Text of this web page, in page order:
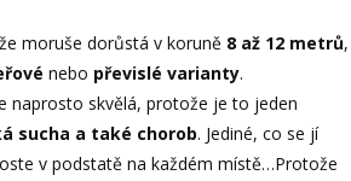
moruše dorůstá v koruně 8 až 12 metrů,
nebo převislé varianty.
naprosto skvělá, protože je to jeden
sucha a také chorob. Jediné, co se jí
v podstatě na každém místě…Protože